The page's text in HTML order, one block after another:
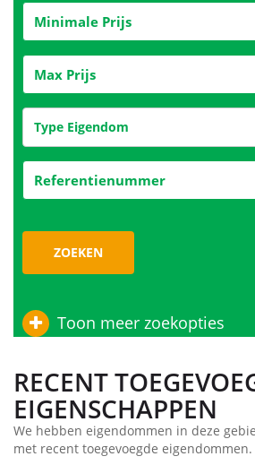
Type Eigendom
ZOEKEN
Toon meer zoekopties
RECENT
EIGENSCHAPPEN
We hebben eigendommen in deze
met recent toegevoegde eigendommen.